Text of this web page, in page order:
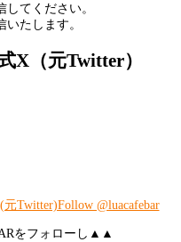
てください。
たします。
X（元Twitter）
Twitter)Follow @luacafebar
をフォローし▲▲